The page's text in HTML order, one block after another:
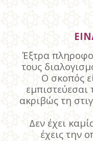
Έξτρα
τους
Ο σκοπός
ακριβώς τη
Δεν έχει
έχεις την